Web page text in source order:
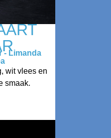
- Limanda
wit vlees en
smaak.